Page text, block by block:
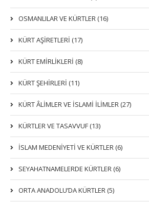
OSMANLILAR VE KÜRTLER (16)
KÜRT AŞİRETLERİ (17)
KÜRT EMİRLİKLERİ (8)
KÜRT ŞEHİRLERİ (11)
KÜRT ÂLİMLER VE İSLAMİ İLİMLER (27)
KÜRTLER VE TASAVVUF (13)
İSLAM MEDENİYETİ VE KÜRTLER (6)
SEYAHATNAMELERDE KÜRTLER (6)
ORTA ANADOLU’DA KÜRTLER (5)